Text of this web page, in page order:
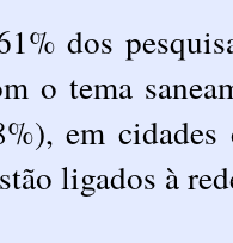
dos
o tema
em
ligados à